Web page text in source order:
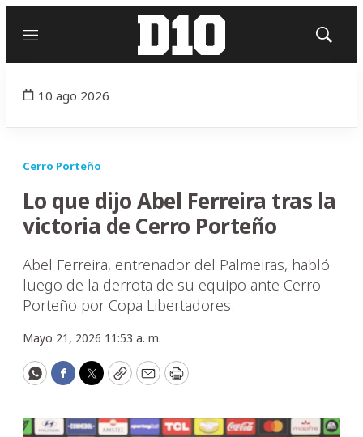
Menú
Mostrar
10 ago 2026
Cerro Porteño
Lo que dijo Abel Ferreira tras la
victoria de Cerro Porteño
Abel Ferreira, entrenador del Palmeiras, habló
luego de la derrota de su equipo ante Cerro
Porteño por Copa Libertadores.
Mayo 21, 2026 11:53 a. m.
WhatsApp
Facebook
Twitter
CopyEmailPrint